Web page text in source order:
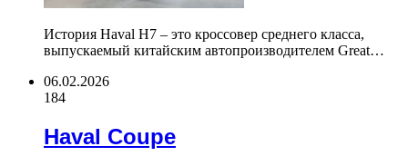
История Haval H7 – это кроссовер среднего класса,
выпускаемый китайским автопроизводителем Great…
06.02.2026
184
Haval Coupe